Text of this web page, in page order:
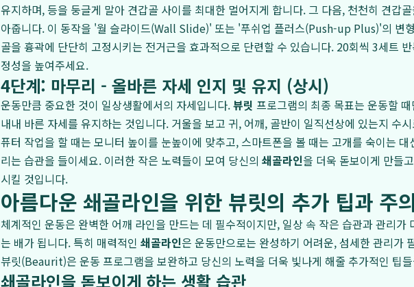
유지하며, 등을 둥글게 말아 견갑골 사이를 최대한 멀어지게 합니다. 그 다음, 천천히 견갑
아줍니다. 이 동작을 '월 슬라이드(Wall Slide)' 또는 '푸쉬업 플러스(Push-up Plus)'의 변
골을 흉곽에 단단히 고정시키는 전거근을 효과적으로 단련할 수 있습니다. 20회씩 3세트
정성을 높여주세요.
4단계: 마무리 - 올바른 자세 인지 및 유지 (상시)
운동만큼 중요한 것이 일상생활에서의 자세입니다.뷰릿 프로그램의 최종 목표는 운동할
내내 바른 자세를 유지하는 것입니다. 거울을 보고 귀, 어깨, 골반이 일직선상에 있는지 수
퓨터 작업을 할 때는 모니터 높이를 눈높이에 맞추고, 스마트폰을 볼 때는 고개를 숙이는 대
리는 습관을 들이세요. 이러한 작은 노력들이 모여 당신의 쇄골라인을 더욱 돋보이게 만들
시킬 것입니다.
아름다운 쇄골라인을 위한 뷰릿의 추가 팁과 주
체계적인 운동은 완벽한 어깨 라인을 만드는 데 필수적이지만, 일상 속 작은 습관과 관리가
는 배가 됩니다. 특히 매력적인 쇄골라인은 운동만으로는 완성하기 어려운, 섬세한 관리가
뷰릿(Beaurit)은 운동 프로그램을 보완하고 당신의 노력을 더욱 빛나게 해줄 추가적인 팁
쇄골라인을 돋보이게 하는 생활 습관